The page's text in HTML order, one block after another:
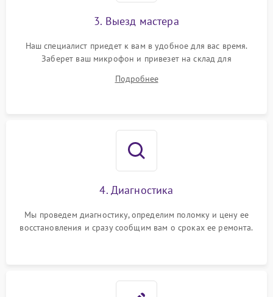
3. Выезд мастера
Наш специалист приедет к вам в удобное для вас время.
Заберет ваш микрофон и привезет на склад для
Подробнее
4. Диагностика
Мы проведем диагностику, определим поломку и цену ее
восстановления и сразу сообщим вам о сроках ее ремонта.